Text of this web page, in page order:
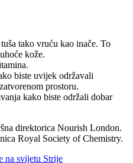
tako vruću kao inače. To
kože.
biste uvijek održavali
prostoru.
kako biste održali dobar
direktorica Nourish London.
Royal Society of Chemistry.
na svijetu Strije